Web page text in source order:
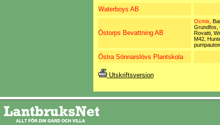
Waterboys AB
Östorps Bevattning AB
Ocmis,
Grundfos,
Rovatti,
M42,
Östra Sönnarslövs Plantskola
Utskriftsversion